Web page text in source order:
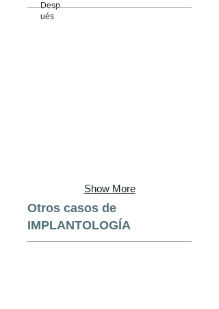
Desp
ués
Show More
Otros casos de
IMPLANTOLOGÍA